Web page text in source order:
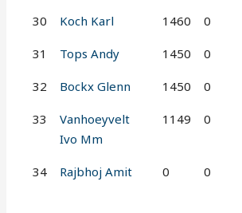
30 Koch Karl 1460 0
31 Tops Andy 1450 0
32 Bockx Glenn 1450 0
33
Vanhoeyvelt
Ivo Mm
1149 0
34 Rajbhoj Amit 0 0